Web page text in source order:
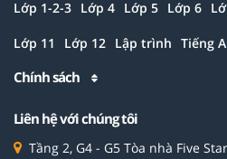
Lớp 1-2-3 Lớp 4 Lớp 5 Lớp 6
Lớp 11 Lớp 12 Lập trình Tiếng
Chính sách
Liên hệ với chúng tôi
Tầng 2, G4 - G5 Tòa nhà Five